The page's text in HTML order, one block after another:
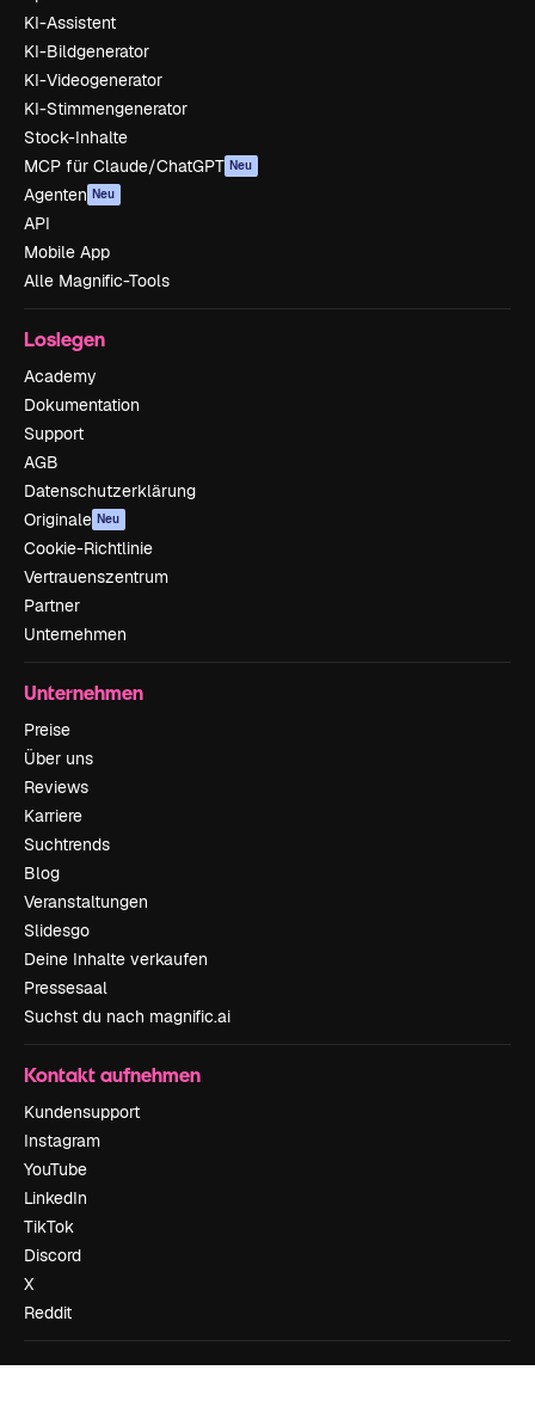
KI-Assistent
KI-Bildgenerator
KI-Videogenerator
KI-Stimmengenerator
Stock-Inhalte
MCP für Claude/ChatGPT Neu
Agenten Neu
API
Mobile App
Alle Magnific-Tools
Loslegen
Academy
Dokumentation
Support
AGB
Datenschutzerklärung
Originale Neu
Cookie-Richtlinie
Vertrauenszentrum
Partner
Unternehmen
Unternehmen
Preise
Über uns
Reviews
Karriere
Suchtrends
Blog
Veranstaltungen
Slidesgo
Deine Inhalte verkaufen
Pressesaal
Suchst du nach magnific.ai
Kontakt aufnehmen
Kundensupport
Instagram
YouTube
LinkedIn
TikTok
Discord
X
Reddit